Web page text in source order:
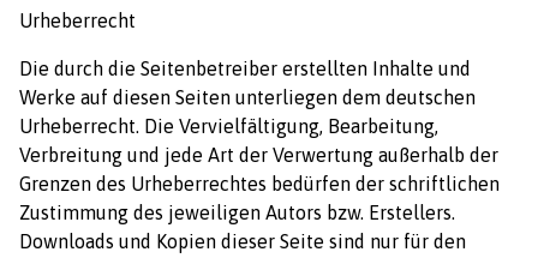
Urheberrecht
Die durch die Seitenbetreiber erstellten Inhalte und
Werke auf diesen Seiten unterliegen dem deutschen
Urheberrecht. Die Vervielfältigung, Bearbeitung,
Verbreitung und jede Art der Verwertung außerhalb der
Grenzen des Urheberrechtes bedürfen der schriftlichen
Zustimmung des jeweiligen Autors bzw. Erstellers.
Downloads und Kopien dieser Seite sind nur für den